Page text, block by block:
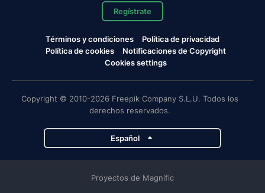
Regístrate
Términos y condiciones
Política de privacidad
Política de cookies
Notificaciones de Copyright
Cookies settings
Copyright © 2010-2026 Freepik Company S.L.U. Todos los
derechos reservados.
Español
Proyectos de Magnific